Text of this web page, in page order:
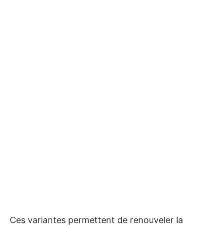
Ces variantes permettent de renouveler la